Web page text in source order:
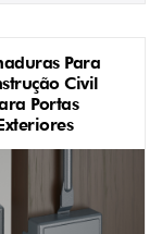
Para
Civil
Portas